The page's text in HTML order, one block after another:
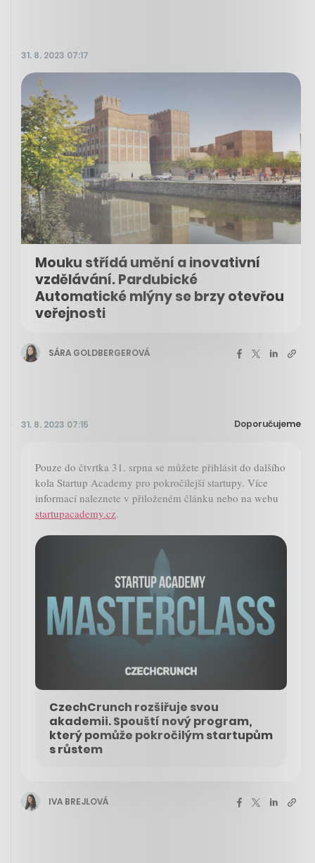
31. 8. 2023 07:17
Mouku střídá umění a inovativní
vzdělávání. Pardubické
Automatické mlýny se brzy otevřou
veřejnosti
SÁRA GOLDBERGEROVÁ
31. 8. 2023 07:15 Doporučujeme
Pouze do čtvrtka 31. srpna se můžete přihlásit do dalšího
kola Startup Academy pro pokročilejší startupy. Více
informací naleznete v přiloženém článku nebo na webu
startupacademy.cz.
CzechCrunch rozšiřuje svou
akademii. Spouští nový program,
který pomůže pokročilým startupům
s růstem
IVA BREJLOVÁ